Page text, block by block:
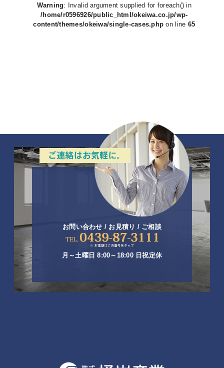
Warning: Invalid argument supplied for foreach() in
/home/r0596926/public_html/okeiwa.co.jp/wp-
content/themes/okeiwa/single-cases.php on line 65
お問い合わせ / お見積り / ご相談
月～土曜日 8:00～18:00 日祝定休